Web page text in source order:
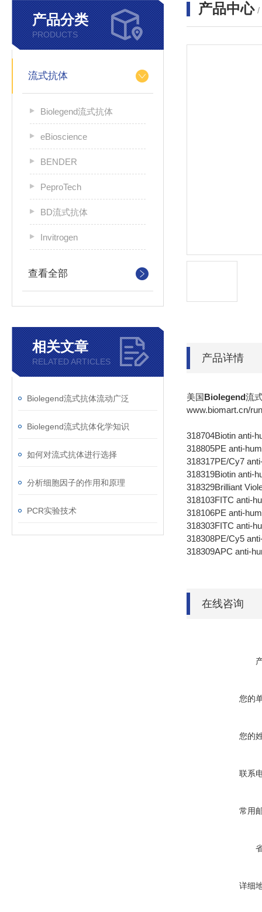
产品分类
PRODUCTS
流式抗体
Biolegend流式抗体
eBioscience
BENDER
PeproTech
BD流式抗体
Invitrogen
查看全部
相关文章
RELATED ARTICLES
Biolegend流式抗体流动广泛
Biolegend流式抗体化学知识
如何对流式抗体进行选择
分析细胞因子的作用和原理
PCR实验技术
产品中心 /
产品详情
美国Biolegend流
www.biomart.cn/
318704Biotin anti-
318805PE anti-
318317PE/Cy7
318319Biotin anti-
318329Brilliant
318103FITC anti-
318106PE anti-
318303FITC anti-
318308PE/Cy5
318309APC anti-
在线咨询
您的
您的
联系
常用
详细